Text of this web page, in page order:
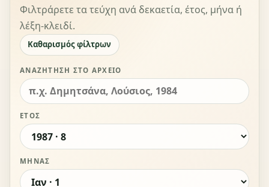
Φιλτράρετε τα τεύχη ανά δεκαετία, έτος, μήνα ή
λέξη-κλειδί.
Καθαρισμός φίλτρων
ΑΝΑΖΉΤΗΣΗ ΣΤΟ ΑΡΧΕΊΟ
ΈΤΟΣ
ΜΉΝΑΣ